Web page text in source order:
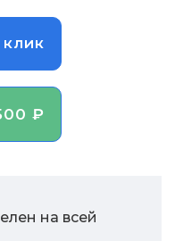
клик
₽
на всей